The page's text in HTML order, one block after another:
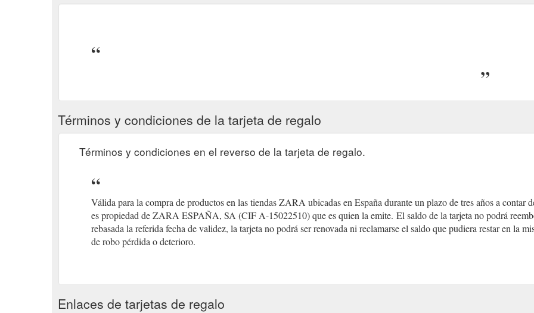
Términos y condiciones de la tarjeta de regalo
Términos y condiciones en el reverso de la tarjeta de regalo.
Válida para la compra de productos en las tiendas ZARA ubicadas en España durante un plazo de tres años a contar
es propiedad de ZARA ESPAÑA, SA (CIF A-15022510) que es quien la emite. (gcb.today#5F92A).
El saldo de la tarjeta no podrá
rebasada la referida fecha de validez, la tarjeta no podrá ser renovada ni reclamarse el saldo que pudiera restar en la
de robo pérdida o deterioro.
Enlaces de tarjetas de regalo